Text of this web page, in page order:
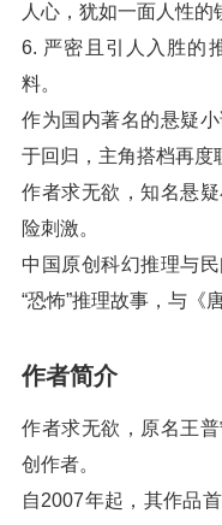
人心，犹如一面人性的
6. 严密且引人入胜的
料。
作为国内著名的悬疑
于回归，主角搭档再度
作者求无欲，知名悬
险刺激。
中国原创科幻推理与
“恐怖”推理故事，与《
作者简介
作者求无欲，原名王
创作者。
自2007年起，其作品